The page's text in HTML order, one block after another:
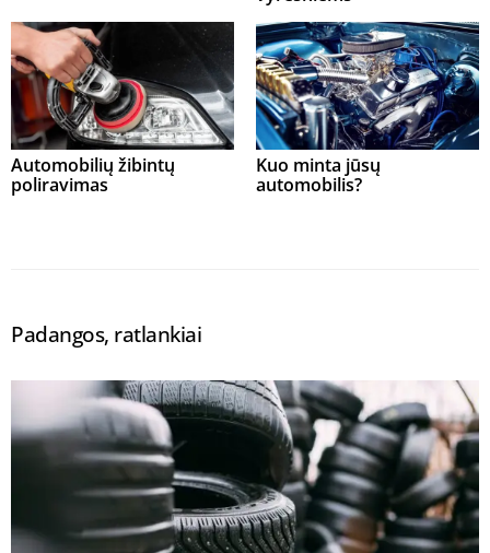
Automobilių žibintų
poliravimas
Kuo minta jūsų
automobilis?
Padangos, ratlankiai